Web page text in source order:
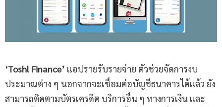
‘Toshl Finance’ แอปรายรับรายจ่าย ตัวช่วยจัดการงบ
ประมาณต่าง ๆ นอกจากจะเชื่อมต่อบัญชีธนาคารได้แล้ว ยัง
สามารถติดตามบัตรเครดิต บริการอื่น ๆ ทางการเงิน และ